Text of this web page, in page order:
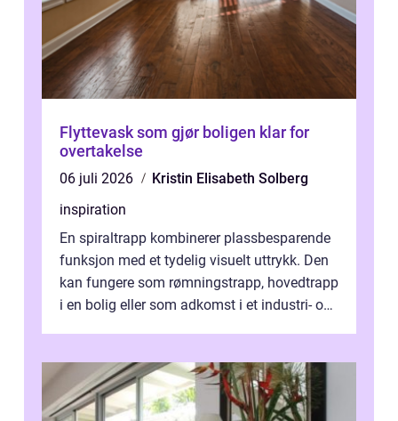
Flyttevask som gjør boligen klar for
overtakelse
06 juli 2026
Kristin Elisabeth Solberg
inspiration
En spiraltrapp kombinerer plassbesparende
funksjon med et tydelig visuelt uttrykk. Den
kan fungere som rømningstrapp, hovedtrapp
i en bolig eller som adkomst i et industri- og